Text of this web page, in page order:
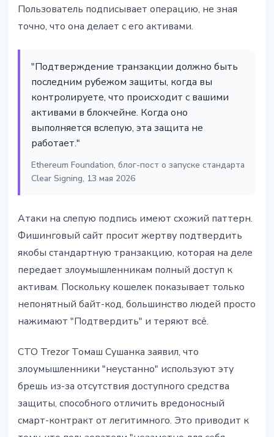
Пользователь подписывает операцию, не зная
точно, что она делает с его активами.
"Подтверждение транзакции должно быть
последним рубежом защиты, когда вы
контролируете, что происходит с вашими
активами в блокчейне. Когда оно
выполняется вслепую, эта защита не
работает."
Ethereum Foundation, блог-пост о запуске стандарта
Clear Signing, 13 мая 2026
Атаки на слепую подпись имеют схожий паттерн.
Фишинговый сайт просит жертву подтвердить
якобы стандартную транзакцию, которая на деле
передает злоумышленникам полный доступ к
активам. Поскольку кошелек показывает только
непонятный байт-код, большинство людей просто
нажимают "Подтвердить" и теряют всё.
CTO Trezor Томаш Сушанка заявил, что
злоумышленники "неустанно" используют эту
брешь из-за отсутствия доступного средства
защиты, способного отличить вредоносный
смарт-контракт от легитимного. Это приводит к